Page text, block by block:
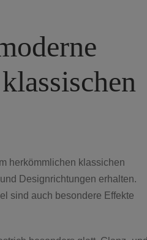
herkömmlichen klassichen
Designrichtungen erhalten.
sind auch besondere Effekte